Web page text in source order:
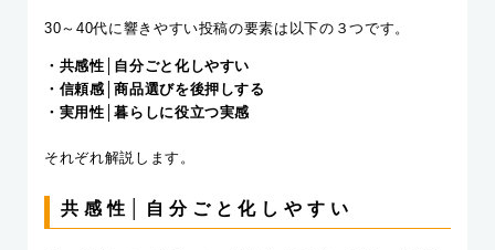
30～40代に響きやすい投稿の要素は以下の３つです。
・共感性│自分ごと化しやすい
・信頼感│商品選びを後押しする
・実用性│暮らしに役立つ実感
それぞれ解説します。
共感性│自分ごと化しやすい